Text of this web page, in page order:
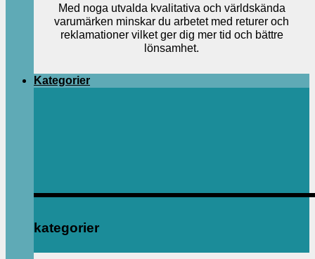
Med noga utvalda kvalitativa och världskända
varumärken minskar du arbetet med returer och
reklamationer vilket ger dig mer tid och bättre
lönsamhet.
Kategorier
kategorier